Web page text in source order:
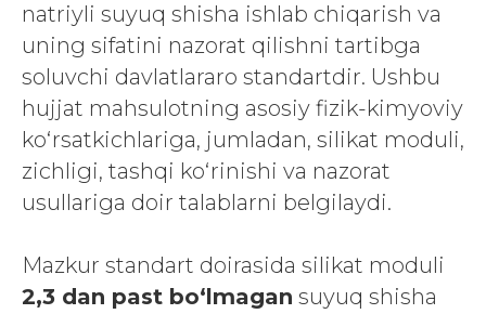
natriyli suyuq shisha ishlab chiqarish va
uning sifatini nazorat qilishni tartibga
soluvchi davlatlararo standartdir. Ushbu
hujjat mahsulotning asosiy fizik-kimyoviy
ko‘rsatkichlariga, jumladan, silikat moduli,
zichligi, tashqi ko‘rinishi va nazorat
usullariga doir talablarni belgilaydi.
Mazkur standart doirasida silikat moduli
2,3 dan past bo‘lmagan suyuq shisha